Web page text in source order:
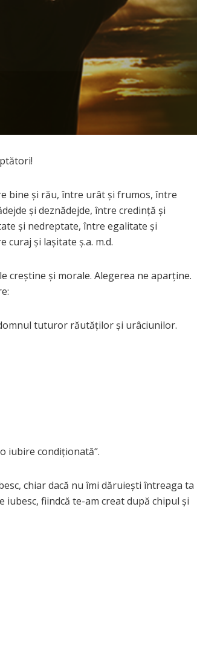
bine şi rău, între urât şi frumos, între
şi deznădejde, între credinţă şi
şi nedreptate, între egalitate şi
şi laşitate ș.a. m.d.
creștine și morale. Alegerea ne aparţine.
tuturor răutăţilor şi urâciunilor.
iubire condiționată‘’.
chiar dacă nu îmi dăruiești întreaga ta
iubesc, fiindcă te-am creat după chipul și